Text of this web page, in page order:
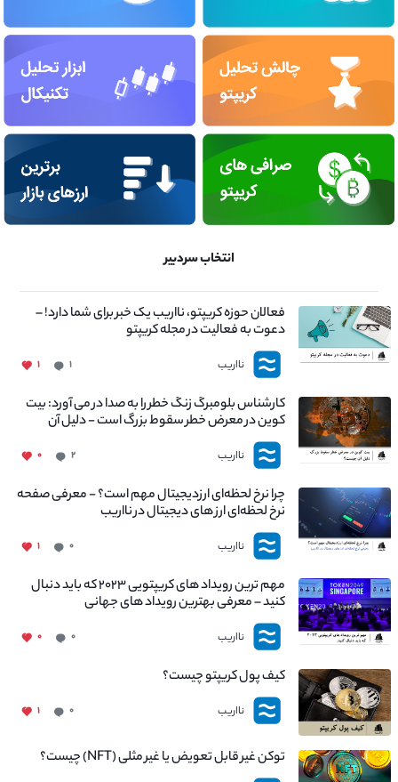
انتخاب سردبیر
فعالان حوزه کریپتو، نااریب یک خبر برای شما دارد! –
دعوت به فعالیت در مجله کریپتو
نااریب ۱ ۱
کارشناس بلومبرگ زنگ خطر را به صدا در می آورد: بیت
کوین در معرض خطر سقوط بزرگ است - دلیل آن
چیست؟
نااریب ۲ ۰
چرا نرخ لحظه‌ای ارزدیجیتال مهم است؟ - معرفی صفحه
نرخ لحظه‌ای ارز های دیجیتال در نااریب
نااریب ۰ ۱
مهم ترین رویداد های کریپتویی ۲۰۲۳ که باید دنبال
کنید – معرفی بهترین رویداد های جهانی
نااریب ۰ ۰
کیف پول کریپتو چیست؟
نااریب ۰ ۱
توکن غیر قابل تعویض یا غیر مثلی (NFT) چیست؟